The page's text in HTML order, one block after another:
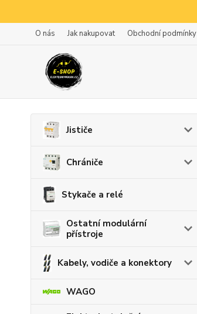
O nás Jak nakupovat Obchodní podmínky
Jističe
Chrániče
Stykače a relé
Ostatní modulární
přístroje
Kabely, vodiče a konektory
WAGO